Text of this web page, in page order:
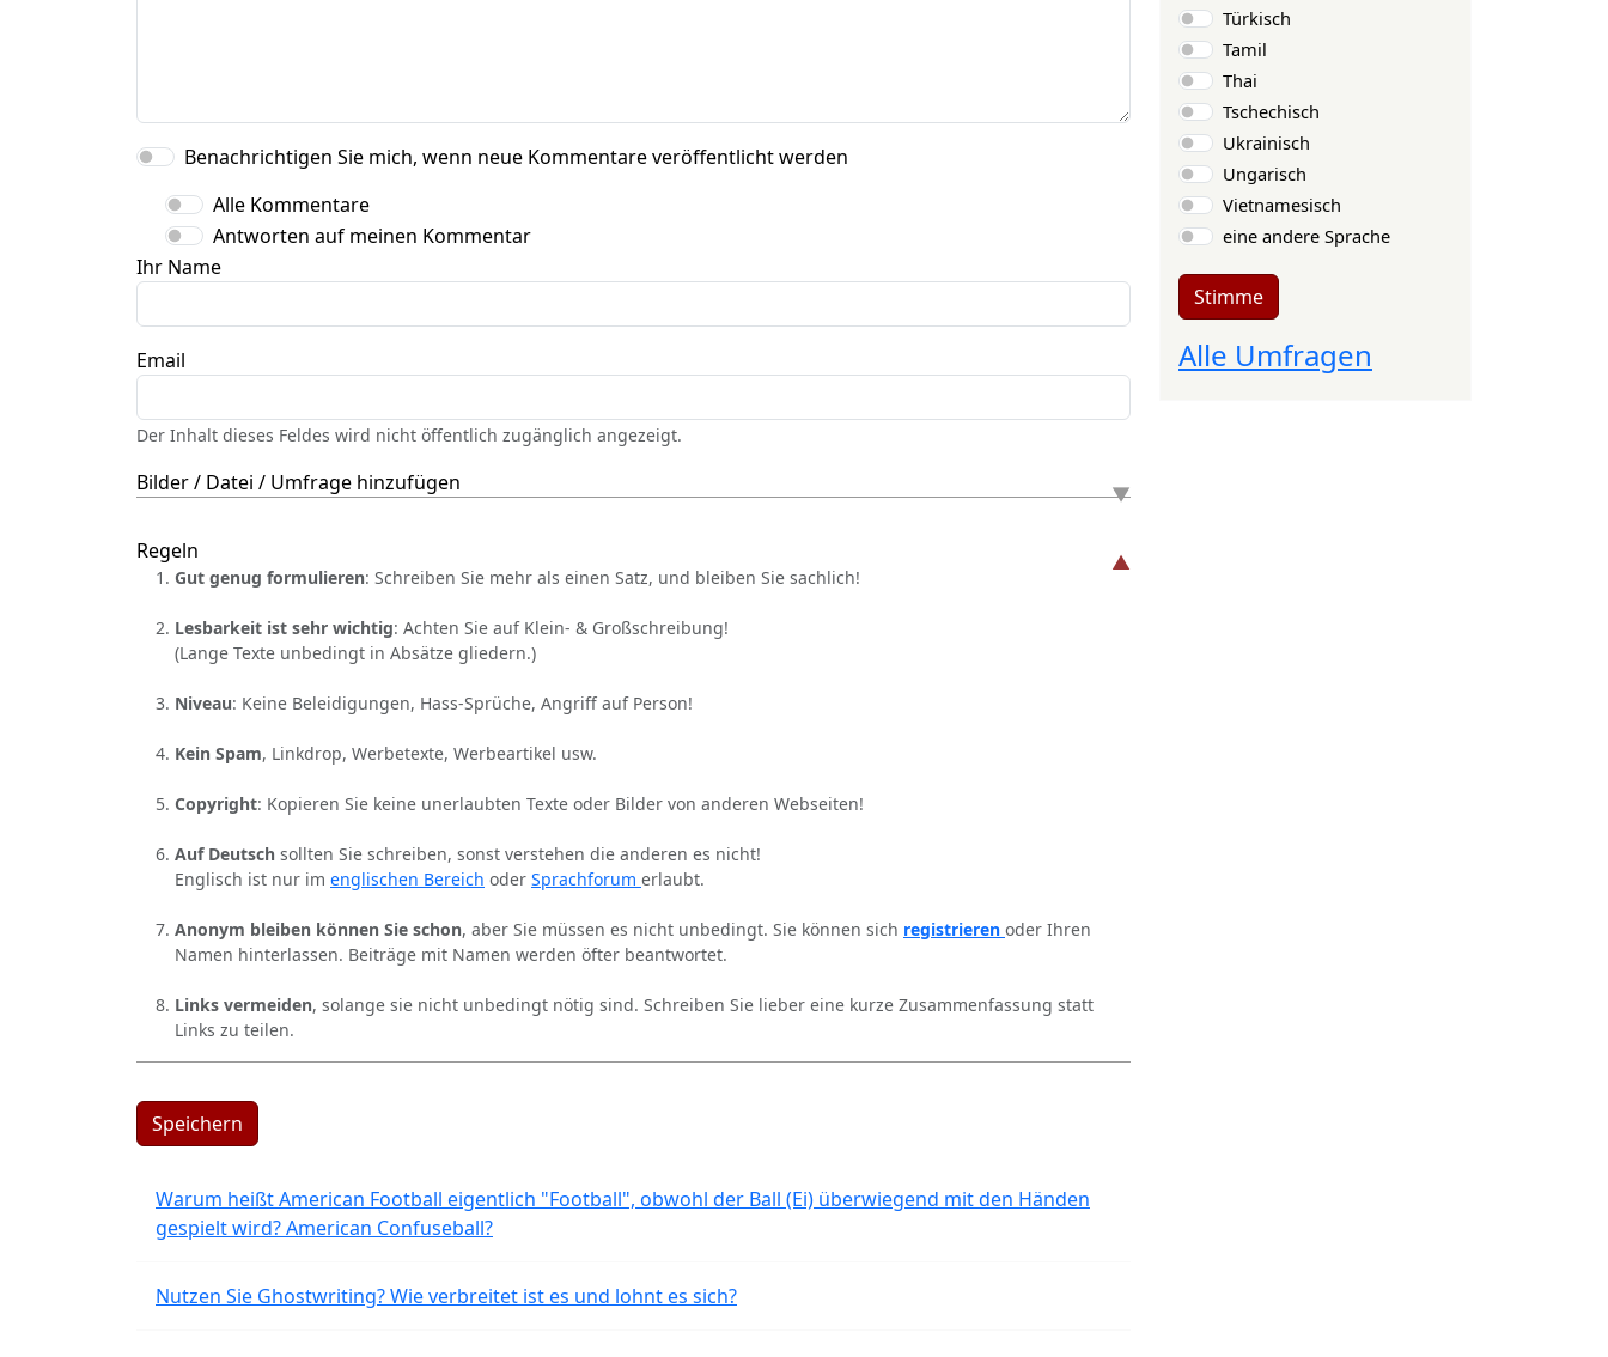
Benachrichtigen Sie mich, wenn neue Kommentare veröffentlicht werden
Alle Kommentare
Antworten auf meinen Kommentar
Ihr Name
Email
Der Inhalt dieses Feldes wird nicht öffentlich zugänglich angezeigt.
Bilder / Datei / Umfrage hinzufügen
Regeln
Gut genug formulieren: Schreiben Sie mehr als einen Satz, und bleiben Sie sachlich!
Lesbarkeit ist sehr wichtig: Achten Sie auf Klein- & Großschreibung!
(Lange Texte unbedingt in Absätze gliedern.)
Niveau: Keine Beleidigungen, Hass-Sprüche, Angriff auf Person!
Kein Spam, Linkdrop, Werbetexte, Werbeartikel usw.
Copyright: Kopieren Sie keine unerlaubten Texte oder Bilder von anderen Webseiten!
Auf Deutsch sollten Sie schreiben, sonst verstehen die anderen es nicht!
Englisch ist nur im englischen Bereich oder Sprachforum erlaubt.
Anonym bleiben können Sie schon, aber Sie müssen es nicht unbedingt. Sie können sich registrieren oder Ihren
Namen hinterlassen. Beiträge mit Namen werden öfter beantwortet.
Links vermeiden, solange sie nicht unbedingt nötig sind. Schreiben Sie lieber eine kurze Zusammenfassung statt
Links zu teilen.
Speichern
Warum heißt American Football eigentlich "Football", obwohl der Ball (Ei) überwiegend mit den Händen
gespielt wird? American Confuseball?
Nutzen Sie Ghostwriting? Wie verbreitet ist es und lohnt es sich?
Türkisch
Tamil
Thai
Tschechisch
Ukrainisch
Ungarisch
Vietnamesisch
eine andere Sprache
Stimme
Alle Umfragen